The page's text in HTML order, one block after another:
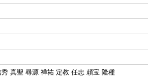
真聖 尋源 禅祐 定教 任忠 頼宝 隆種